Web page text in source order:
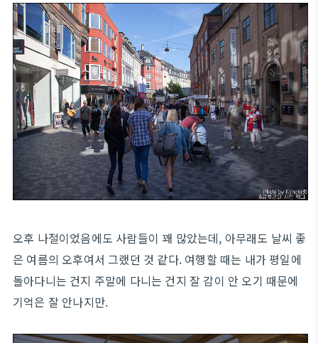
오후 나절이었음에도 사람들이 꽤 많았는데, 아무래도 날씨 좋
은 여름의 오후여서 그랬던 것 같다. 여행할 때는 내가 평일에
돌아다니는 건지 주말에 다니는 건지 잘 감이 안 오기 때문에
기억은 잘 안나지만.